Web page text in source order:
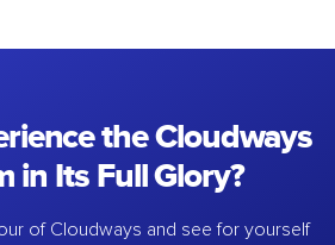
the Cloudways
in Its Full Glory?
of Cloudways and see for yourself